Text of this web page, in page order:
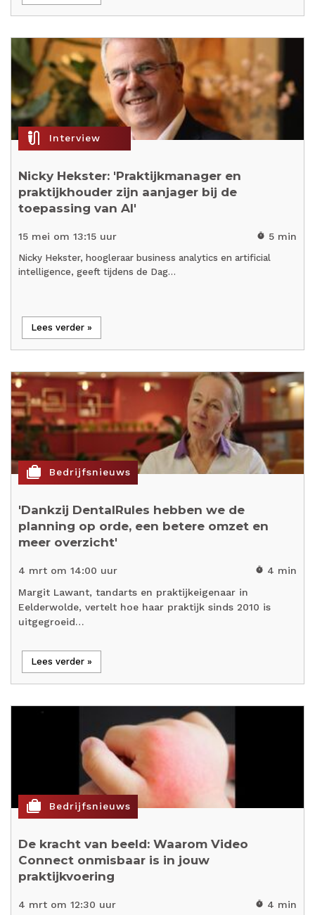
mic_external_on Interview
Nicky Hekster: 'Praktijkmanager en
praktijkhouder zijn aanjager bij de
toepassing van AI'
15 mei om 13:15 uur timer 5 min
Nicky Hekster, hoogleraar business analytics en artificial
intelligence, geeft tijdens de Dag…
Lees verder »
cases Bedrijfsnieuws
'Dankzij DentalRules hebben we de
planning op orde, een betere omzet en
meer overzicht'
4 mrt om 14:00 uur timer 4 min
Margit Lawant, tandarts en praktijkeigenaar in
Eelderwolde, vertelt hoe haar praktijk sinds 2010 is
uitgegroeid…
Lees verder »
cases Bedrijfsnieuws
De kracht van beeld: Waarom Video
Connect onmisbaar is in jouw
praktijkvoering
4 mrt om 12:30 uur timer 4 min